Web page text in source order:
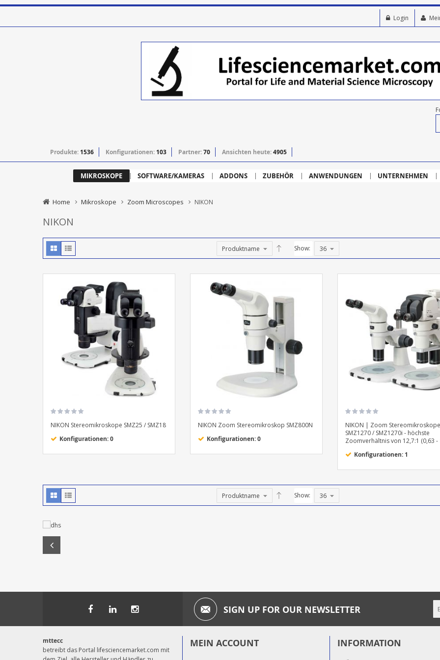
Login
Produkte: 1536 Konfigurationen: 103 Partner:70 Ansichten heute:4905
MIKROSKOPE SOFTWARE/KAMERAS ADDONS ZUBEHÖR ANWENDUNGEN UNTERNEHMEN
Home Mikroskope Zoom Microscopes NIKON
NIKON
Show:
NIKON Stereomikroskope SMZ25 / SMZ18
Konfigurationen: 0
NIKON Zoom Stereomikroskop SMZ800N
Konfigurationen: 0
NIKON | Zoom Stereomikroskope
SMZ1270 / SMZ1270i - höchste
Zoomverhältnis von 12,7:1 (0,63 -
Konfigurationen: 1
Show:
SIGN UP FOR OUR NEWSLETTER
mttecc
betreibt das Portal lifesciencemarket.com mit
MEIN ACCOUNT INFORMATION